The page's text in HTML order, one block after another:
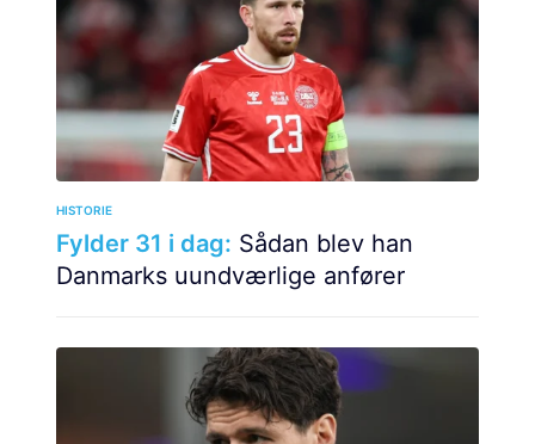
HISTORIE
Fylder 31 i dag: Sådan blev han
Danmarks uundværlige anfører